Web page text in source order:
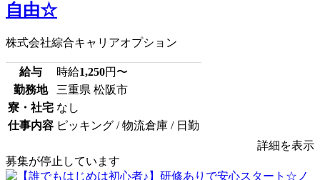
自由☆
株式会社綜合キャリアオプション
給与 時給1,250円〜
勤務地
三重県 松阪市
寮・社宅 なし
仕事内容 ピッキング / 物流倉庫 / 日勤
詳細を表示
募集が停止しています